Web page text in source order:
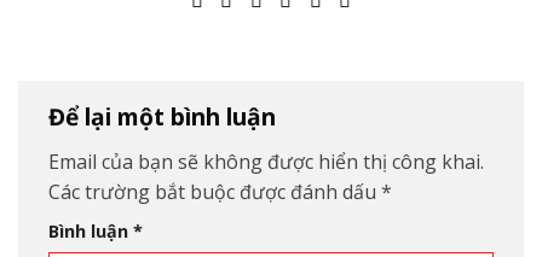
Để lại một bình luận
Email của bạn sẽ không được hiển thị công khai.
Các trường bắt buộc được đánh dấu *
Bình luận *